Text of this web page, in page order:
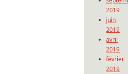
2019
juin
2019
avril
2019
février
2019